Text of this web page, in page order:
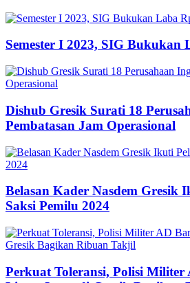
Semester I 2023, SIG Bukukan
Dishub Gresik Surati 18
Pembatasan Jam Operasional
Belasan Kader Nasdem Gresik
Saksi Pemilu 2024
Perkuat Toleransi, Polisi Militer